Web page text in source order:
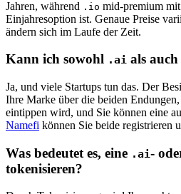
Jahren, während .io mid-premium
Einjahresoption ist. Genaue Preise
ändern sich im Laufe der Zeit.
Kann ich sowohl .ai als auch
Ja, und viele Startups tun das. Der
Ihre Marke über die beiden
eintippen wird, und Sie können eine
Namefi können Sie beide registrieren
Was bedeutet es, eine .ai-
tokenisieren?